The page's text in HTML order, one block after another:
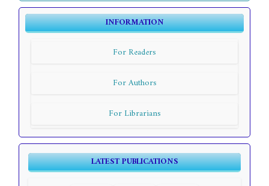
INFORMATION
For Readers
For Authors
For Librarians
LATEST PUBLICATIONS